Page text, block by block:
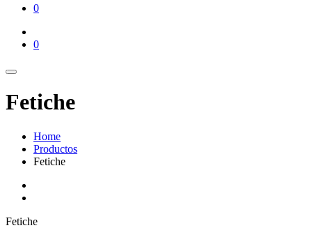
0
0
Fetiche
Home
Productos
Fetiche
Fetiche